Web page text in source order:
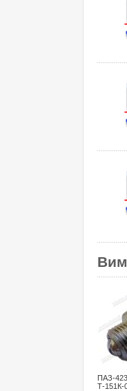
ПАЗ-
Т-151К-